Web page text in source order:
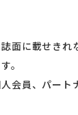
面に載せきれ
。
会員、パート